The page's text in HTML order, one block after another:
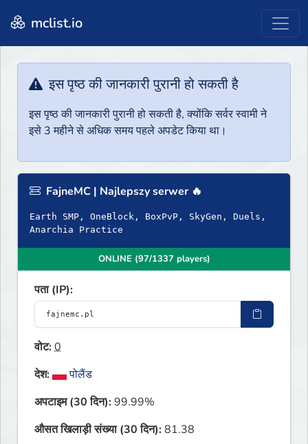
mclist.io
इस पृष्ठ की जानकारी पुरानी हो सकती है
इस पृष्ठ की जानकारी पुरानी हो सकती है, क्योंकि सर्वर स्वामी ने
इसे 3 महीने से अधिक समय पहले अपडेट किया था।
FajneMC | Najlepszy serwer 🔥
Earth SMP, OneBlock, BoxPvP, SkyGen, Duels,
Anarchia Practice
ONLINE (97/1337 players)
पता (IP):
वोट:0
देश:
पोलैंड
अपटाइम (30 दिन):99.99%
औसत खिलाड़ी संख्या (30 दिन):81.38